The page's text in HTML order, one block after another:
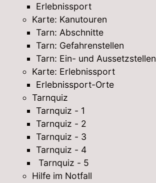
Erlebnissport
Karte: Kanutouren
Tarn: Abschnitte
Tarn: Gefahrenstellen
Tarn: Ein- und Aussetzstellen
Karte: Erlebnissport
Erlebnissport-Orte
Tarnquiz
Tarnquiz - 1
Tarnquiz - 2
Tarnquiz - 3
Tarnquiz - 4
Tarnquiz - 5
Hilfe im Notfall